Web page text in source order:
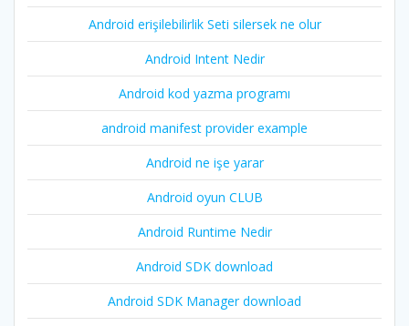
Android erişilebilirlik Seti silersek ne olur
Android Intent Nedir
Android kod yazma programı
android manifest provider example
Android ne işe yarar
Android oyun CLUB
Android Runtime Nedir
Android SDK download
Android SDK Manager download